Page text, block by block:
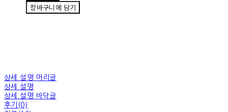
장바구니에 담기
상세 설명 머리글
상세 설명
상세 설명 바닥글
후기(0)